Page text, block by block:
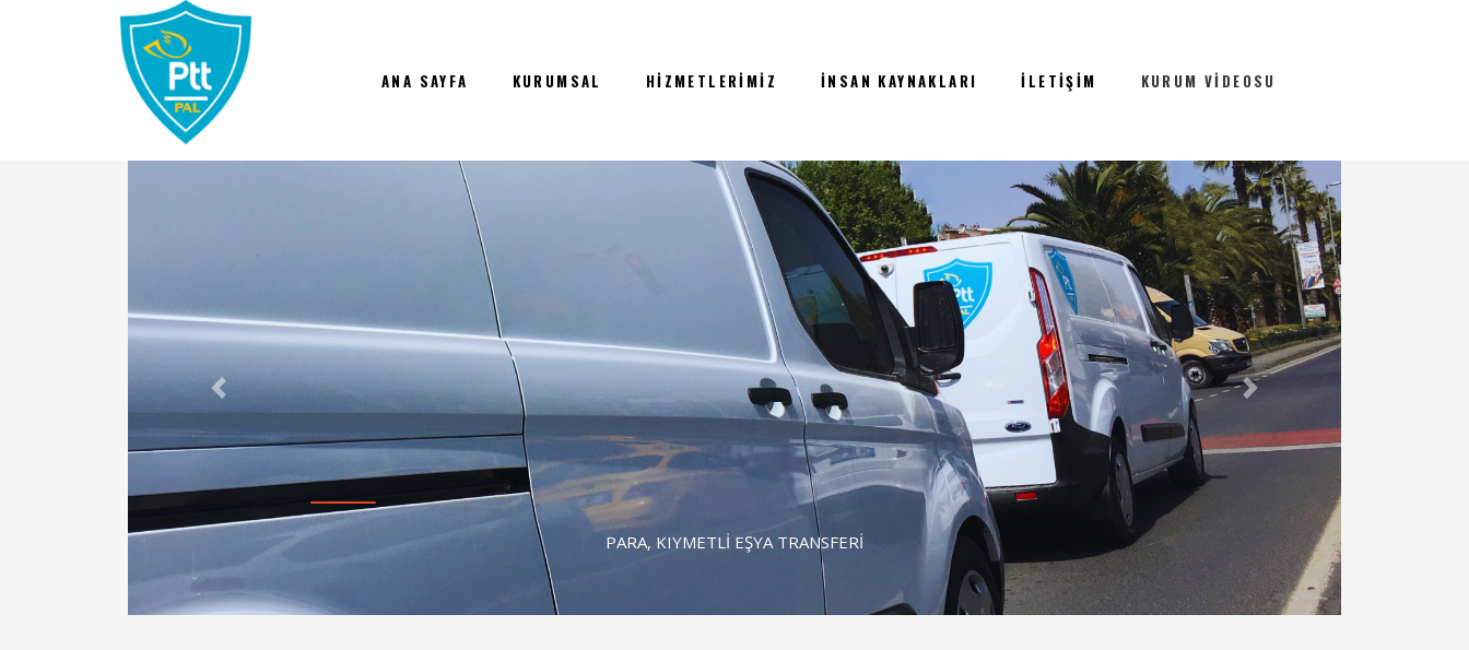
ANA SAYFA KURUMSAL HIZMETLERIMIZ İNSAN KAYNAKLARI İLETIŞIM KURUM VIDEOSU
PARA, KIYMETLİ EŞYA TRANSFERİ
Önceki Sonraki